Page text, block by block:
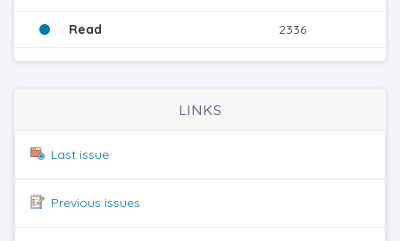
Read 2336
LINKS
Last issue
Previous issues